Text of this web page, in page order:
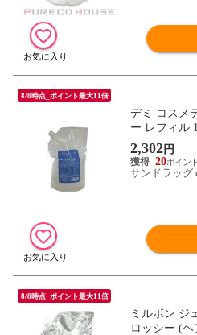
8/8時点_ポイント最大11倍
デミ コスメ
ー レフィル
2,302円
20
サンドラッグ
8/8時点_ポイント最大11倍
ミルボン ジ
ロッシー (ヘ